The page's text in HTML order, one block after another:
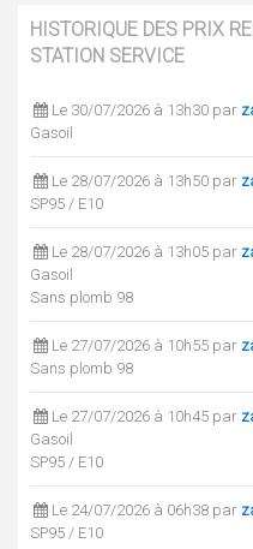
HISTORIQUE DES PRIX
STATION SERVICE
Le 30/07/2026 à 13h30 par
Gasoil
Le 28/07/2026 à 13h50 par
SP95 / E10
Le 28/07/2026 à 13h05 par
Gasoil
Sans plomb 98
Le 27/07/2026 à 10h55 par
Sans plomb 98
Le 27/07/2026 à 10h45 par
Gasoil
SP95 / E10
Le 24/07/2026 à 06h38 par
SP95 / E10